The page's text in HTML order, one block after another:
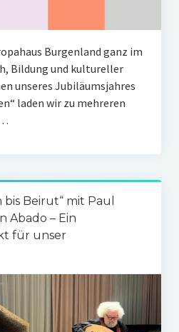
Burgenland ganz im
Bildung und kultureller
unseres Jubiläumsjahres
laden wir zu mehreren
bis Beirut“ mit Paul
Abado – Ein
für unser